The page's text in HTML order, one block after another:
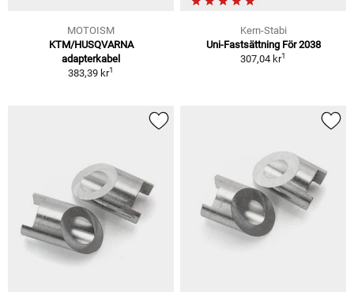
MOTOISM
KTM/HUSQVARNA
adapterkabel
383,39 kr1
Kern-Stabi
Uni-Fastsättning För 2038
307,04 kr1